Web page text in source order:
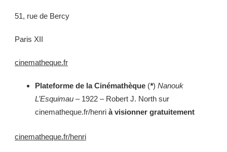
51, rue de Bercy
Paris XII
cinematheque.fr
Plateforme de la Cinémathèque (*) Nanouk
L’Esquimau – 1922 – Robert J. North sur
cinematheque.fr/henri à visionner gratuitement
cinematheque.fr/henri